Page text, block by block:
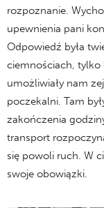
rozpoznanie.
upewnienia pani
Odpowiedź była
ciemnościach,
umożliwiały nam
poczekalni. Tam
zakończenia
transport
się powoli ruch. W
swoje obowiązki.